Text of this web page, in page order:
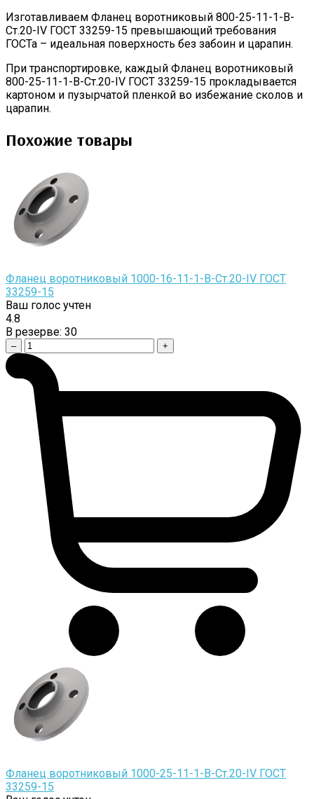
Изготавливаем Фланец воротниковый 800-25-11-1-B-
Cт.20-IV ГОСТ 33259-15 превышающий требования
ГОСТа – идеальная поверхность без забоин и царапин.
При транспортировке, каждый Фланец воротниковый
800-25-11-1-B-Cт.20-IV ГОСТ 33259-15 прокладывается
картоном и пузырчатой пленкой во избежание сколов и
царапин.
Похожие товары
Фланец воротниковый 1000-16-11-1-B-Cт.20-IV ГОСТ
33259-15
Ваш голос учтен
4.8
В резерве: 30
– +
Фланец воротниковый 1000-25-11-1-B-Cт.20-IV ГОСТ
33259-15